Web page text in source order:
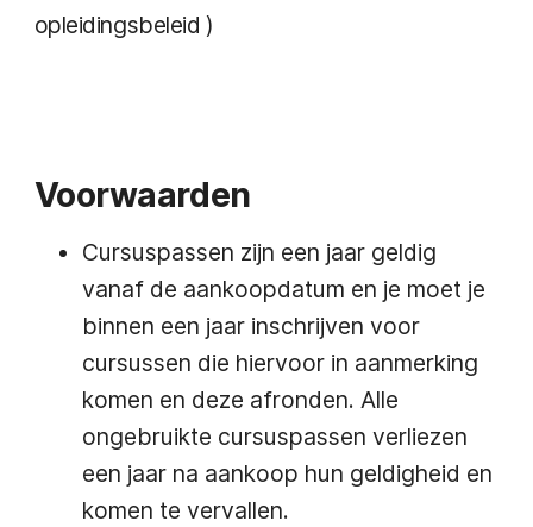
opleidingsbeleid )
Voorwaarden
Cursuspassen zijn een jaar geldig
vanaf de aankoopdatum en je moet je
binnen een jaar inschrijven voor
cursussen die hiervoor in aanmerking
komen en deze afronden. Alle
ongebruikte cursuspassen verliezen
een jaar na aankoop hun geldigheid en
komen te vervallen.